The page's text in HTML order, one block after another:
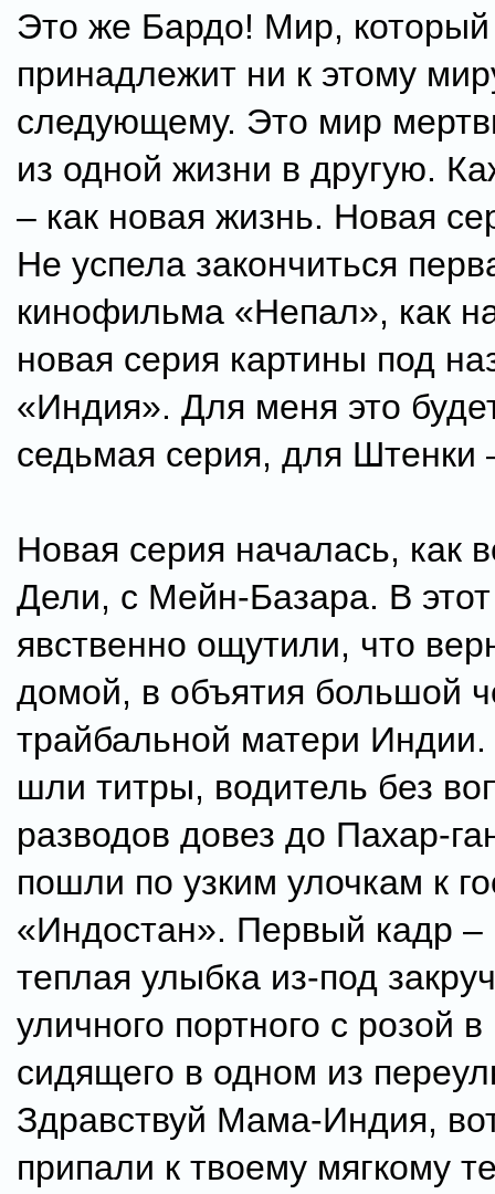
Это же Бардо! Мир,
принадлежит ни к этому
следующему. Это мир
из одной жизни в другую.
– как новая жизнь. Новая
Не успела закончиться
кинофильма «Непал», как
новая серия картины под
«Индия». Для меня это
седьмая серия, для Штенки
Новая серия началась, как
Дели, с Мейн-Базара. В
явственно ощутили, что
домой, в объятия большой
трайбальной матери
шли титры, водитель без
разводов довез до Пахар-
пошли по узким улочкам к
«Индостан». Первый кадр
теплая улыбка из-под
уличного портного с розой
сидящего в одном из
Здравствуй Мама-Индия,
припали к твоему мягкому